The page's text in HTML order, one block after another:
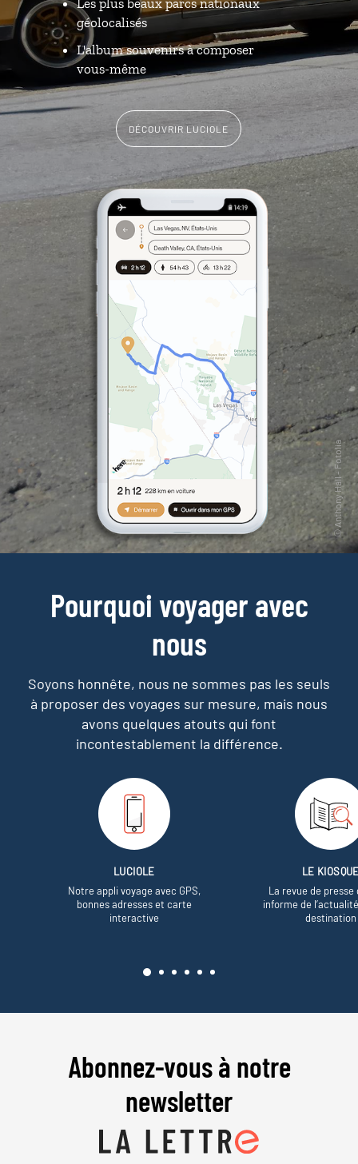
géolocalisés
L'album souvenirs à composer
vous-même
DÉCOUVRIR LUCIOLE
Pourquoi voyager avec
nous
Soyons honnête, nous ne sommes pas les seuls
à proposer des voyages sur mesure, mais nous
avons quelques atouts qui font
incontestablement la différence.
LUCIOLE
Notre appli voyage avec GPS,
bonnes adresses et carte
interactive
LE
La revue de presse
informe de
destination
Abonnez-vous à notre
newsletter